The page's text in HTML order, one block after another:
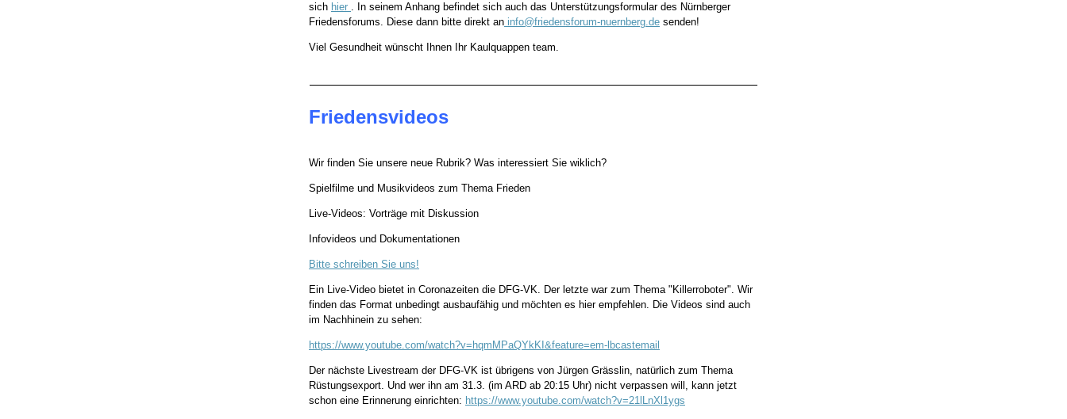
sich hier . In seinem Anhang befindet sich auch das Unterstützungsformular des Nürnberger
Friedensforums. Diese dann bitte direkt an info@friedensforum-nuernberg.de senden!
Viel Gesundheit wünscht Ihnen Ihr Kaulquappen team.
Friedensvideos
Wir finden Sie unsere neue Rubrik? Was interessiert Sie wiklich?
Spielfilme und Musikvideos zum Thema Frieden
Live-Videos: Vorträge mit Diskussion
Infovideos und Dokumentationen
Bitte schreiben Sie uns!
Ein Live-Video bietet in Coronazeiten die DFG-VK. Der letzte war zum Thema "Killerroboter". Wir
finden das Format unbedingt ausbaufähig und möchten es hier empfehlen. Die Videos sind auch
im Nachhinein zu sehen:
https://www.youtube.com/watch?v=hqmMPaQYkKI&feature=em-lbcastemail
Der nächste Livestream der DFG-VK ist übrigens von Jürgen Grässlin, natürlich zum Thema
Rüstungsexport. Und wer ihn am 31.3. (im ARD ab 20:15 Uhr) nicht verpassen will, kann jetzt
schon eine Erinnerung einrichten: https://www.youtube.com/watch?v=21lLnXl1ygs